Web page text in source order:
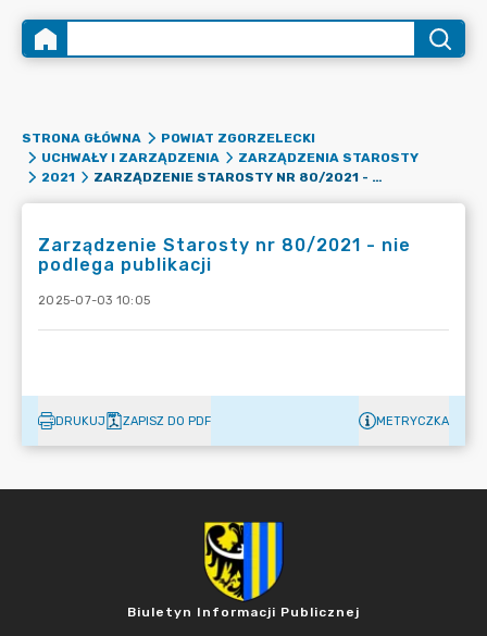
STRONA GŁÓWNA
POWIAT ZGORZELECKI
UCHWAŁY I ZARZĄDZENIA
ZARZĄDZENIA STAROSTY
2021
ZARZĄDZENIE STAROSTY NR 80/2021 - NIE PODLEGA PUBLIKACJI
Zarządzenie Starosty nr 80/2021 - nie
podlega publikacji
2025-07-03 10:05
DRUKUJ ZAPISZ DO PDF METRYCZKA
Biuletyn Informacji Publicznej